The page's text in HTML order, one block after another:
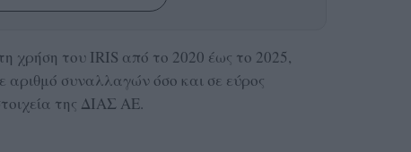
χρήση του IRIS από το 2020 έως το 2025,
αριθμό συναλλαγών όσο και σε εύρος
της ΔΙΑΣ ΑΕ.